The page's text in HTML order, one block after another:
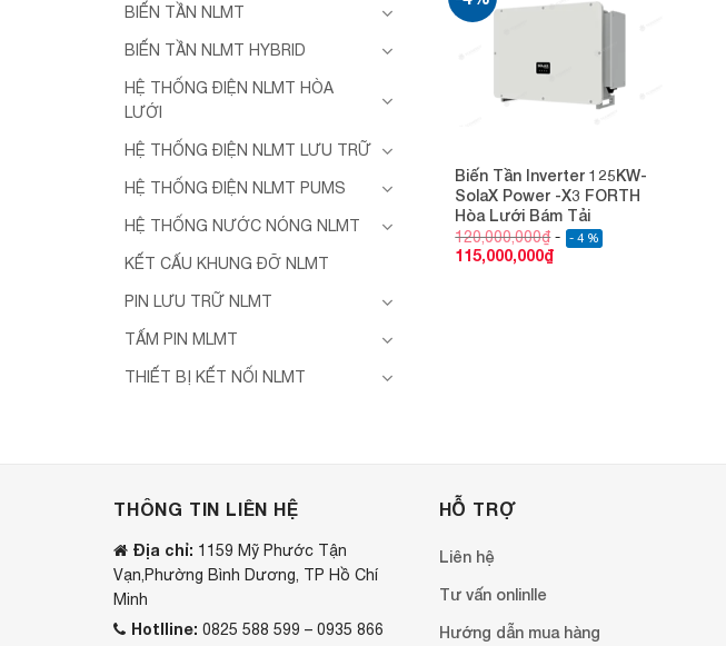
BIẾN TẦN NLMT
BIẾN TẦN NLMT HYBRID
HỆ THỐNG ĐIỆN NLMT HÒA
LƯỚI
HỆ THỐNG ĐIỆN NLMT LƯU TRỮ
HỆ THỐNG ĐIỆN NLMT PUMS
HỆ THỐNG NƯỚC NÓNG NLMT
KẾT CẤU KHUNG ĐỠ NLMT
PIN LƯU TRỮ NLMT
TẤM PIN MLMT
THIẾT BỊ KẾT NỐI NLMT
Biến Tần Inverter 125KW-
SolaX Power -X3 FORTH
Hòa Lưới Bám Tải
120,000,000₫ - 4 %
115,000,000₫
THÔNG TIN LIÊN HỆ
Địa chỉ: 1159 Mỹ Phước Tận
Vạn,Phường Bình Dương, TP Hồ Chí
Minh
Hotlline: 0825 588 599 – 0935 866
HỖ TRỢ
Liên hệ
Tư vấn onlinlle
Hướng dẫn mua hàng